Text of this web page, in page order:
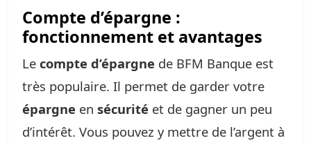
Compte d’épargne :
fonctionnement et avantages
Le compte d’épargne de BFM Banque est
très populaire. Il permet de garder votre
épargne en sécurité et de gagner un peu
d’intérêt. Vous pouvez y mettre de l’argent à